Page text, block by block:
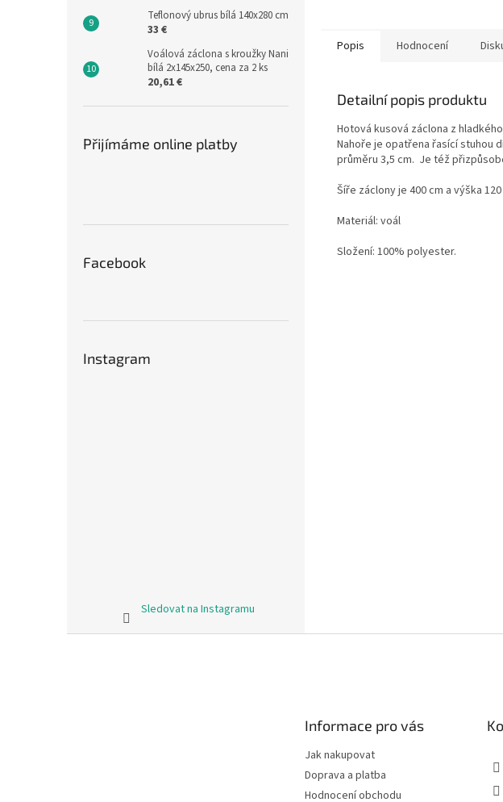
Teflonový ubrus bílá 140x280 cm
33 €
Voálová záclona s kroužky Nani
bílá 2x145x250, cena za 2 ks
20,61 €
Přijímáme online platby
Facebook
Instagram
Sledovat na Instagramu
Popis Hodnocení
Detailní popis produktu
Hotová kusová záclona z
Nahoře je opatřena řasící stuhou
průměru 3,5 cm. Je též
Šíře záclony je 400 cm a výška
Materiál: voál
Složení: 100% polyester.
Informace pro vás
Jak nakupovat
Doprava a platba
Hodnocení obchodu